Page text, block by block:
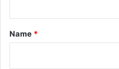
*
Name *